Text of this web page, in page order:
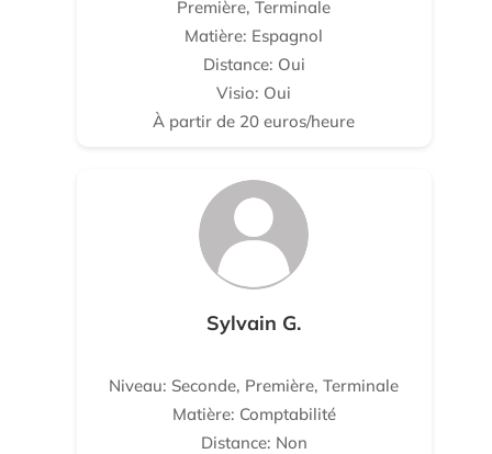
Première, Terminale
Matière: Espagnol
Distance: Oui
Visio: Oui
À partir de 20 euros/heure
Sylvain G.
Niveau: Seconde, Première, Terminale
Matière: Comptabilité
Distance: Non